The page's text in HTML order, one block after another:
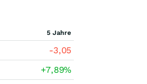
5 Jahre
-3,05
+7,89%